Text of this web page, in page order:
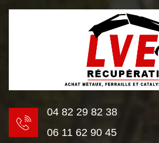
04 82 29 82 38
06 11 62 90 45